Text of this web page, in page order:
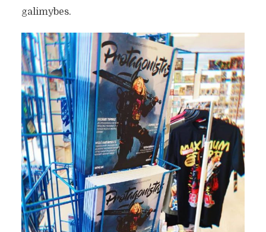
galimybes.